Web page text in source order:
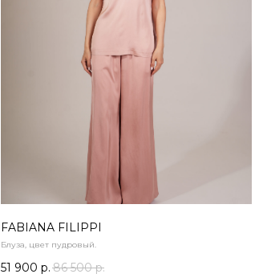
FABIANA FILIPPI
Блуза, цвет пудровый.
51 900 р. 86 500 р.